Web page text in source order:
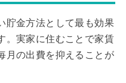
貯金方法として最も効果
。実家に住むことで家賃
月の出費を抑えることが